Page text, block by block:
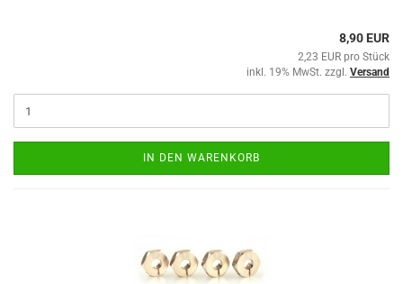
8,90 EUR
2,23 EUR pro Stück
inkl. 19% MwSt. zzgl. Versand
IN DEN WARENKORB